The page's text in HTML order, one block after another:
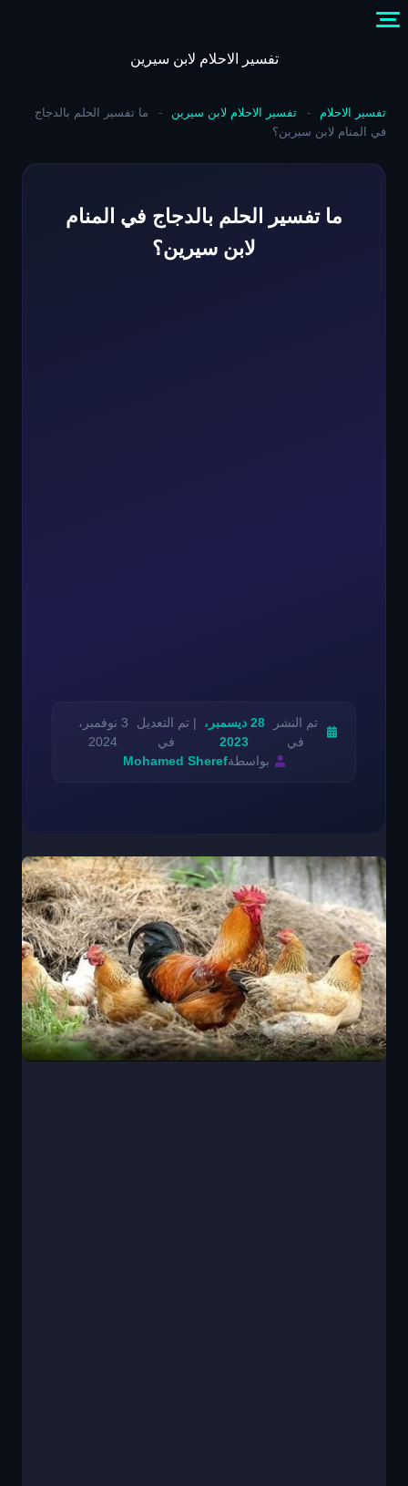
content
تفسير الاحلام لابن سيرين
تفسير الاحلام - تفسير الاحلام لابن سيرين -
ما تفسير الحلم بالدجاج
في المنام لابن سيرين؟
ما تفسير الحلم بالدجاج في المنام
لابن سيرين؟
تم النشر
في
28 ديسمبر،
2023
| تم التعديل
في
3 نوفمبر،
2024
بواسطةMohamed Sheref